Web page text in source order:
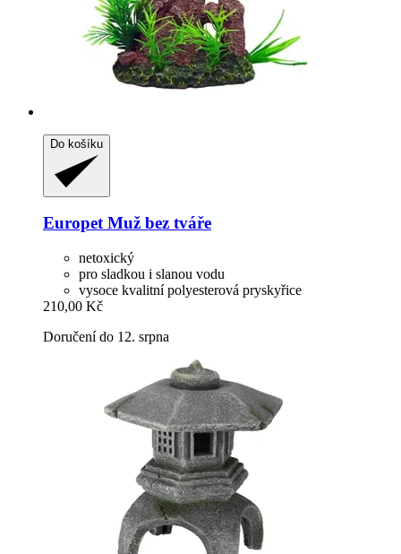
Do košíku
EuropetMuž bez tváře
netoxický
pro sladkou i slanou vodu
vysoce kvalitní polyesterová pryskyřice
210,00 Kč
Doručení do 12. srpna